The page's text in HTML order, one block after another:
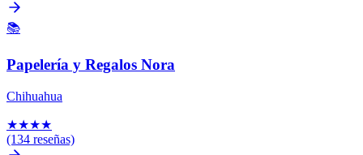
📚
Papelería y Regalos Nora
Chihuahua
★★★★
(134 reseñas)